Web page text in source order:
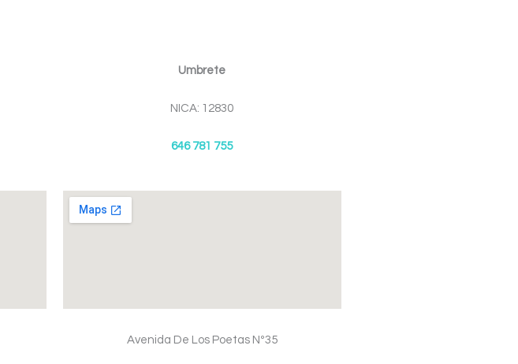
Umbrete
NICA: 12830
646 781 755
Avenida De Los Poetas Nº35